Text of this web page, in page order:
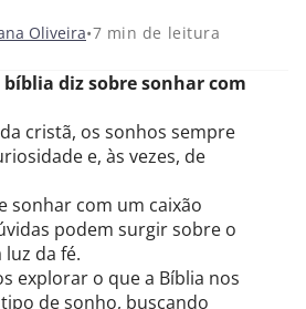
Oliveira 7 min de leitura
bíblia diz sobre sonhar com
cristã, os sonhos sempre
e, às vezes, de
sonhar com um caixão
podem surgir sobre o
luz da fé.
explorar o que a Bíblia nos
de sonho, buscando